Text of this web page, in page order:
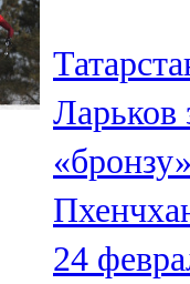
103,0 FM
Чүпрәле
91,0 FM
102,3 FM
Ларьков
24